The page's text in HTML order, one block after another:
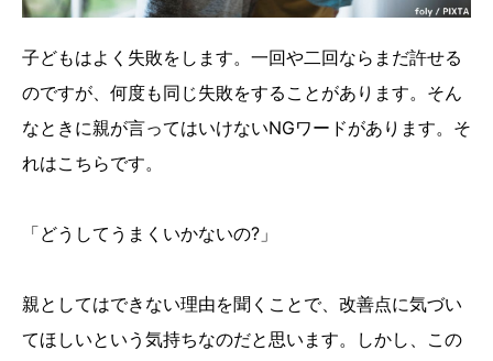
子どもはよく失敗をします。一回や二回ならまだ許せる
のですが、何度も同じ失敗をすることがあります。そん
なときに親が言ってはいけないNGワードがあります。そ
れはこちらです。
「どうしてうまくいかないの?」
親としてはできない理由を聞くことで、改善点に気づい
てほしいという気持ちなのだと思います。しかし、この